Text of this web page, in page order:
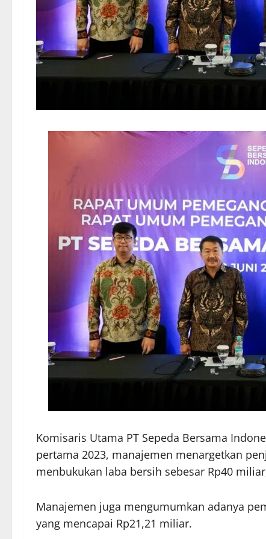
Komisaris Utama PT Sepeda Bersama
pertama 2023, manajemen menargetkan
menbukukan laba bersih sebesar Rp40
Manajemen juga mengumumkan adanya
yang mencapai Rp21,21 miliar.